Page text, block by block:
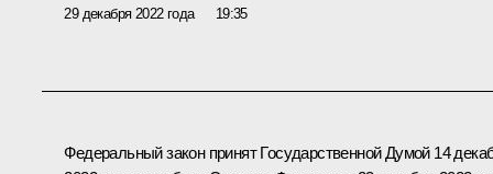
29 декабря 2022 года 19:35
Федеральный закон принят Государственной Думой 14